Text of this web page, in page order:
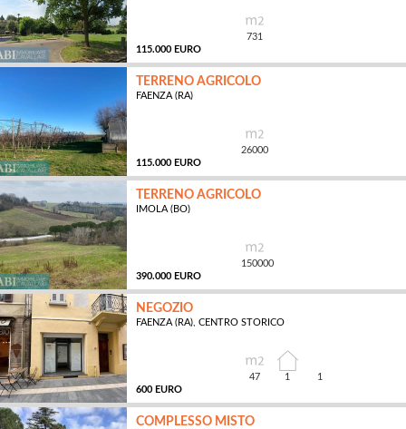
115.000 EURO
731
TERRENO AGRICOLO
FAENZA (RA)
115.000 EURO
26000
TERRENO AGRICOLO
IMOLA (BO)
390.000 EURO
150000
NEGOZIO
FAENZA (RA), CENTRO STORICO
600 EURO
47 1 1
COMPLESSO MISTO